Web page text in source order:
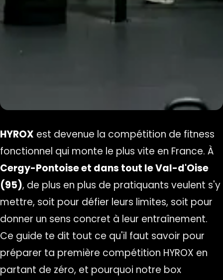
HYROX est devenue la compétition de fitness
fonctionnel qui monte le plus vite en France. À
Cergy-Pontoise et dans tout le Val-d'Oise
(95), de plus en plus de pratiquants veulent s'y
mettre, soit pour défier leurs limites, soit pour
donner un sens concret à leur entraînement.
Ce guide te dit tout ce qu'il faut savoir pour
préparer ta première compétition HYROX en
partant de zéro, et pourquoi notre box